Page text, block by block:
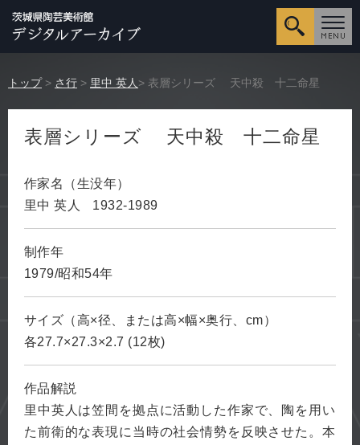
詳細検
トップ > さ行 > 里中 英人 > 表層シリーズ 天中殺 十二命星
表層シリーズ 天中殺 十二命星
作家名（生没年）
里中 英人
1932-1989
制作年
1979/昭和54年
サイズ（高×径、または高×幅×奥行、cm）
各27.7×27.3×2.7 (12枚)
作品解説
里中英人は笠間を拠点に活動した作家で、陶を用い
た前衛的な表現に当時の社会情勢を反映させた。本